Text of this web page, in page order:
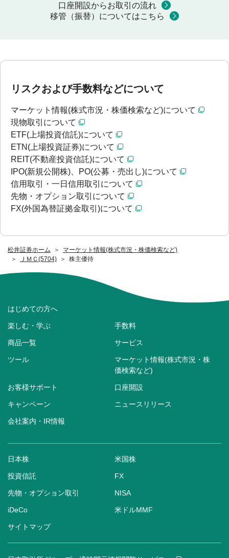
松井証券ホーム
マーケット情報(株式市況・株価検索など)
ＪＭＣ(5704)
株主優待
口座開設からお取引の流れ
移管（振替）についてはこちら
リスクおよび手数料などについて
マーケット情報(株式市況・株価検索など)について
現物取引について
ETF(上場投資信託)について
ETN(上場投資証券)について
REIT(不動産投資信託)について
IPO(新規公開株)、PO(公募・売出し)について
信用取引・一日信用取引について
先物・オプション取引について
FX(外国為替証拠金取引)について
はじめての方へ
楽しむ・学ぶ 手数料
商品一覧 サービス
ツール
マーケット情報(株式市況・株
価検索など)
お客様サポート 口座開設
キャンペーン ニュースリリース
会社案内・IR情報
日本株 米国株
投資信託 FX
先物・オプション取引 NISA
iDeCo 米ドルMMF
サイトマップ